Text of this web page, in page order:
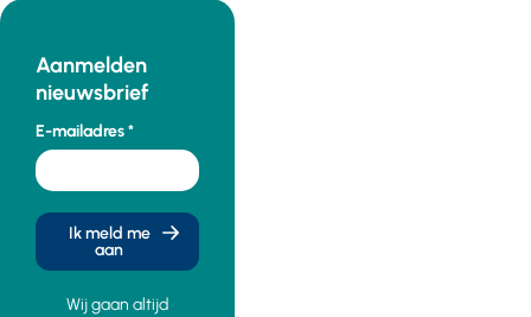
Aanmelden
nieuwsbrief
E-mailadres
Ik meld me
aan
Wij gaan altijd